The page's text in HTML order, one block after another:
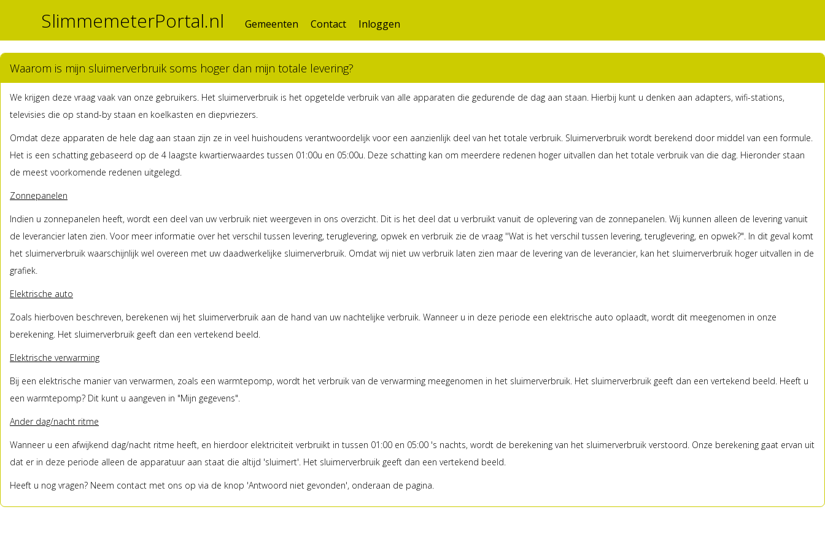
SlimmemeterPortal.nl Gemeenten Contact Inloggen
Waarom is mijn sluimerverbruik soms hoger dan mijn totale levering?
We krijgen deze vraag vaak van onze gebruikers. Het sluimerverbruik is het opgetelde verbruik van alle apparaten die gedurende de dag aan staan. Hierbij kunt u denken aan adapters, wifi-stations,
televisies die op stand-by staan en koelkasten en diepvriezers.
Omdat deze apparaten de hele dag aan staan zijn ze in veel huishoudens verantwoordelijk voor een aanzienlijk deel van het totale verbruik. Sluimerverbruik wordt berekend door middel van een formule.
Het is een schatting gebaseerd op de 4 laagste kwartierwaardes tussen 01:00u en 05:00u. Deze schatting kan om meerdere redenen hoger uitvallen dan het totale verbruik van die dag. Hieronder staan
de meest voorkomende redenen uitgelegd.
Zonnepanelen
Indien u zonnepanelen heeft, wordt een deel van uw verbruik niet weergeven in ons overzicht. Dit is het deel dat u verbruikt vanuit de oplevering van de zonnepanelen. Wij kunnen alleen de levering vanuit
de leverancier laten zien. Voor meer informatie over het verschil tussen levering, teruglevering, opwek en verbruik zie de vraag ''Wat is het verschil tussen levering, teruglevering, en opwek?". In dit geval komt
het sluimerverbruik waarschijnlijk wel overeen met uw daadwerkelijke sluimerverbruik. Omdat wij niet uw verbruik laten zien maar de levering van de leverancier, kan het sluimerverbruik hoger uitvallen in de
grafiek.
Elektrische auto
Zoals hierboven beschreven, berekenen wij het sluimerverbruik aan de hand van uw nachtelijke verbruik. Wanneer u in deze periode een elektrische auto oplaadt, wordt dit meegenomen in onze
berekening. Het sluimerverbruik geeft dan een vertekend beeld.
Elektrische verwarming
Bij een elektrische manier van verwarmen, zoals een warmtepomp, wordt het verbruik van de verwarming meegenomen in het sluimerverbruik. Het sluimerverbruik geeft dan een vertekend beeld. Heeft u
een warmtepomp? Dit kunt u aangeven in "Mijn gegevens".
Ander dag/nacht ritme
Wanneer u een afwijkend dag/nacht ritme heeft, en hierdoor elektriciteit verbruikt in tussen 01:00 en 05:00 's nachts, wordt de berekening van het sluimerverbruik verstoord. Onze berekening gaat ervan uit
dat er in deze periode alleen de apparatuur aan staat die altijd 'sluimert'. Het sluimerverbruik geeft dan een vertekend beeld.
Heeft u nog vragen? Neem contact met ons op via de knop 'Antwoord niet gevonden', onderaan de pagina.